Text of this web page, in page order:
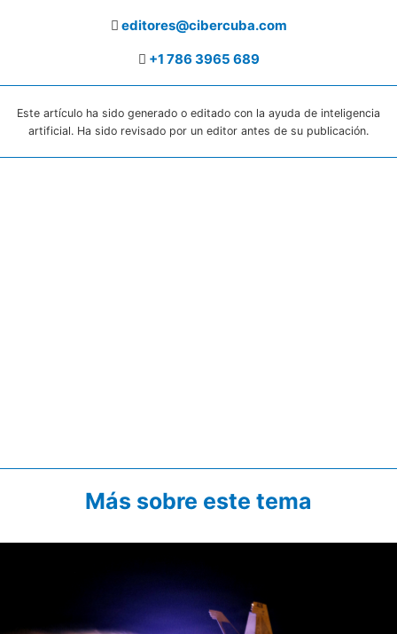
editores@cibercuba.com
+1 786 3965 689
Este artículo ha sido generado o editado con la ayuda de inteligencia
artificial. Ha sido revisado por un editor antes de su publicación.
Más sobre este tema